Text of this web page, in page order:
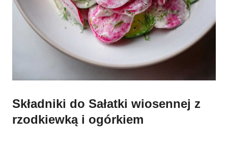
Składniki do Sałatki wiosennej z
rzodkiewką i ogórkiem